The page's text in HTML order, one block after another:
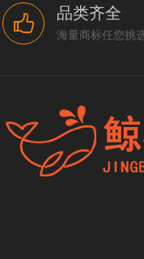
品类齐全
海量商标任您挑